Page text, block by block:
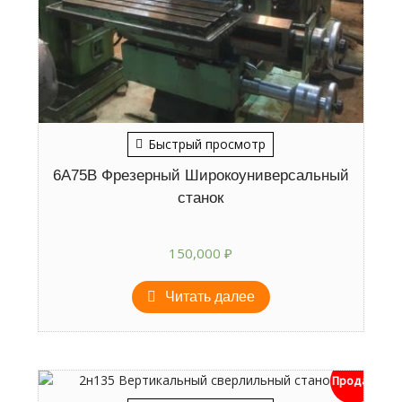
Быстрый просмотр
6А75В Фрезерный Широкоуниверсальный
станок
150,000₽
Читать далее
Продан